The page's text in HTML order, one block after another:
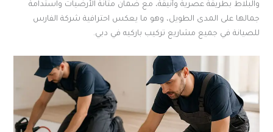
والبلاط بطريقة عصرية وأنيقة، مع ضمان متانة الأرضيات واستدامة
جمالها على المدى الطويل، وهو ما يعكس احترافية شركة الفارس
للصيانة في جميع مشاريع تركيب باركيه في دبي.